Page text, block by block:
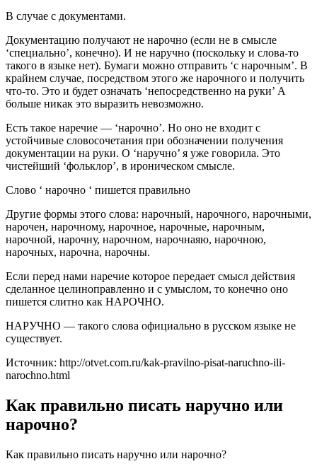
В случае с документами.
Документацию получают не нарочно (если не в смысле
‘специально’, конечно). И не наручно (поскольку и слова-то
такого в языке нет). Бумаги можно отправить ‘с нарочным’. В
крайнем случае, посредством этого же нарочного и получить
что-то. Это и будет означать ‘непосредственно на руки’ А
больше никак это выразить невозможно.
Есть такое наречие — ‘нарочно’. Но оно не входит с
устойчивые словосочетания при обозначении получения
документации на руки. О ‘наручно’ я уже говорила. Это
чистейший ‘фольклор’, в ироническом смысле.
Слово ‘ нарочно ‘ пишется правильно
Другие формы этого слова: нарочный, нарочного, нарочными,
нарочен, нарочному, нарочное, нарочные, нарочным,
нарочной, нарочну, нарочном, нарочнаяю, нарочною,
нарочных, нарочна, нарочны.
Если перед нами наречие которое передает смысл действия
сделанное целиноправленно и с умыслом, то конечно оно
пишется слитно как НАРОЧНО.
НАРУЧНО — такого слова официально в русском языке не
существует.
Источник: http://otvet.com.ru/kak-pravilno-pisat-naruchno-ili-
narochno.html
Как правильно писать наручно или
нарочно?
Как правильно писать наручно или нарочно?